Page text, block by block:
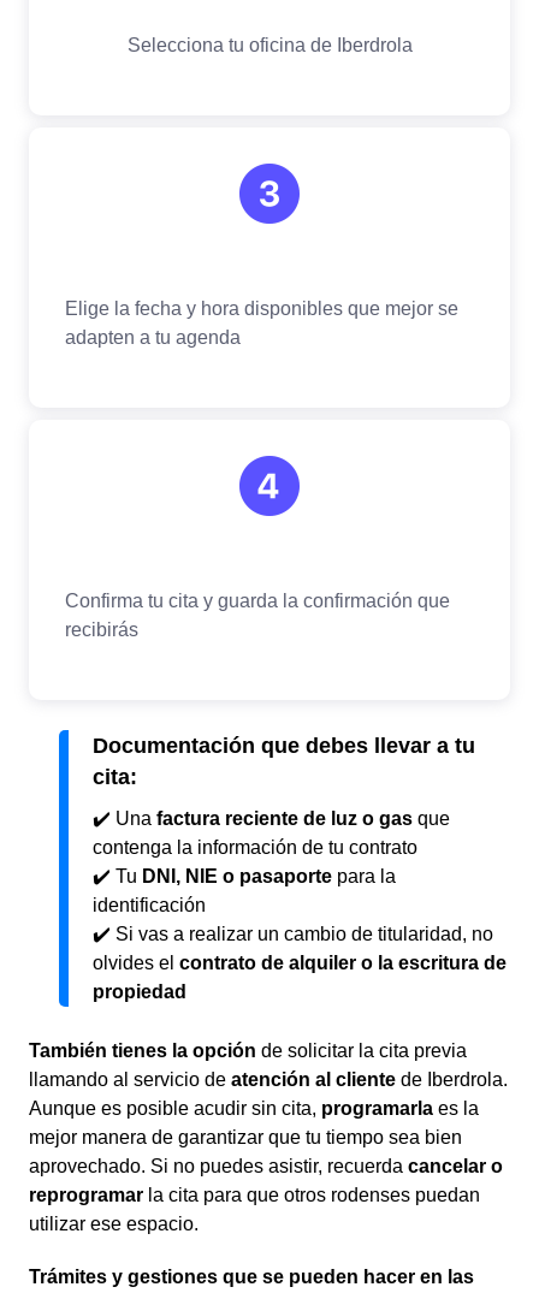
Documentación que debes llevar a tu
cita:
✔️ Una factura reciente de luz o gas que
contenga la información de tu contrato
✔️ Tu DNI, NIE o pasaporte para la
identificación
✔️ Si vas a realizar un cambio de titularidad, no
olvides el contrato de alquiler o la escritura de
propiedad
También tienes la opción de solicitar la cita previa
llamando al servicio de atención al cliente de Iberdrola.
Aunque es posible acudir sin cita, programarla es la
mejor manera de garantizar que tu tiempo sea bien
aprovechado. Si no puedes asistir, recuerda cancelar o
reprogramar la cita para que otros rodenses puedan
utilizar ese espacio.
Trámites y gestiones que se pueden hacer en las